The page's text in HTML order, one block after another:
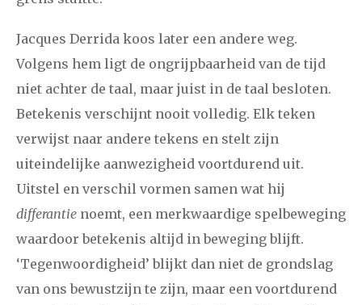
2008 augustus september november
december
januari februari maart april mei juni juli
november
2006
april mei juni juli augustus september
november december
Jacques Derrida koos later een andere weg.
Volgens hem ligt de ongrijpbaarheid van de tijd
niet achter de taal, maar juist in de taal besloten.
Betekenis verschijnt nooit volledig. Elk teken
verwijst naar andere tekens en stelt zijn
uiteindelijke aanwezigheid voortdurend uit.
Uitstel en verschil vormen samen wat hij
differantie noemt, een merkwaardige spelbeweging
waardoor betekenis altijd in beweging blijft.
‘Tegenwoordigheid’ blijkt dan niet de grondslag
van ons bewustzijn te zijn, maar een voortdurend